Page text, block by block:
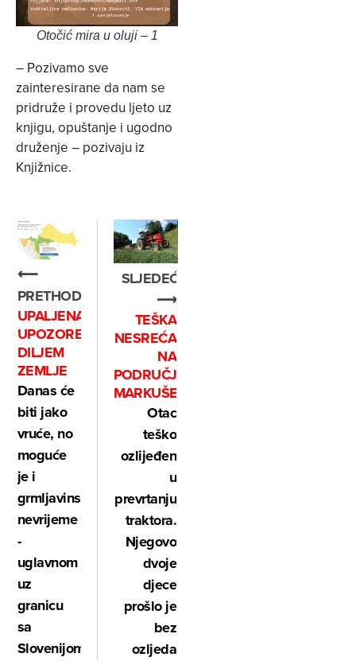
Otočić mira u oluji – 1
– Pozivamo sve
zainteresirane da nam se
pridruže i provedu ljeto uz
knjigu, opuštanje i ugodno
druženje – pozivaju iz
Knjižnice.
⟵
PRETHODNO
UPALJENA
UPOZORENJA
DILJEM
ZEMLJE
Danas će
biti jako
vruće, no
moguće
je i
grmljavinsko
nevrijeme
-
uglavnom
uz
granicu
sa
Slovenijom
SLJEDEĆE
⟶
TEŠKA
NESREĆA
NA
PODRUČJU
MARKUŠEVCA
Otac
teško
ozlijeđen
u
prevrtanju
traktora.
Njegovo
dvoje
djece
prošlo je
bez
ozljeda